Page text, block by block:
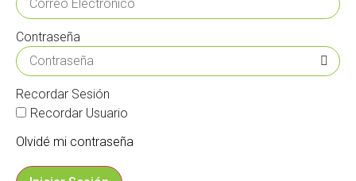
Contraseña
Recordar Sesión
Recordar Usuario
Olvidé mi contraseña